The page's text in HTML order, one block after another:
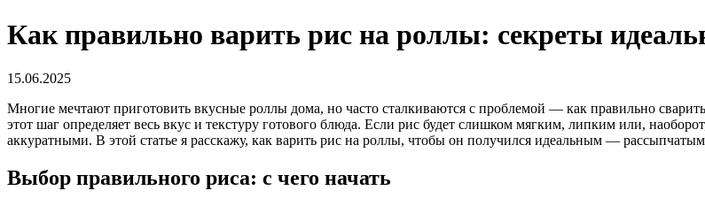
Как правильно варить рис на роллы: секреты
15.06.2025
Многие мечтают приготовить вкусные роллы дома, но часто сталкиваются с проблемой — как правильно
этот шаг определяет весь вкус и текстуру готового блюда. Если рис будет слишком мягким, липким или,
аккуратными. В этой статье я расскажу, как варить рис на роллы, чтобы он получился идеальным —
Выбор правильного риса: с чего начать